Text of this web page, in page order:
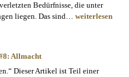
Team?
Bedürfnisse, die unter
liegen. Das sind… Teamkonflikte:
lässt
weiterlesen
Allmacht
Dieser Artikel ist Teil einer